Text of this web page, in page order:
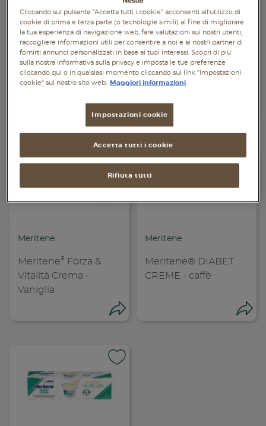
Piatti unici
Dolci
Bevande
Meritene
Meritene® Crema
Condividi
Copia link
Meritene
Meritene® Forza &
Vitalità Crema -
Meritene
Meritene®
Forza &
Vitalità Crema -
Vaniglia
Meritene
Meritene® DIABET
CREME - caffè
Cliccando sul pulsante "Accetta tutti i cookie" acconsenti all'utilizzo di
cookie di prima e terza parte (o tecnologie simili) al fine di migliorare
la tua esperienza di navigazione web, fare valutazioni sui nostri utenti,
raccogliere informazioni utili per consentire a noi e ai nostri partner di
fornirti annunci personalizzati in base ai tuoi interessi. Scopri di più
sulla nostra informativa sulla privacy e imposta le tue preferenze
cliccando qui o in qualsiasi momento cliccando sul link "Impostazioni
cookie" sul nostro sito web.
Maggiori informazioni
Impostazioni cookie
Rifiuta tutti
Accetta tutti i cookie